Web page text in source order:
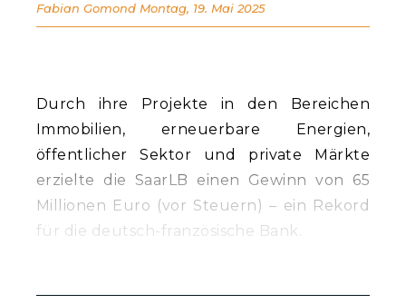
Durch ihre Projekte in den Bereichen
Immobilien, erneuerbare Energien,
öffentlicher Sektor und private Märkte
erzielte die SaarLB einen Gewinn von 65
Millionen Euro (vor Steuern) – ein Rekord
für die deutsch-französische Bank.
Fabian Gomond Montag, 19. Mai 2025